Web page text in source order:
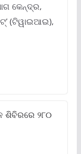
କେନ୍ଦ୍ର,
(ଟିୱାଇଆଇ),
ଶିବିରରେ ୨୮୦